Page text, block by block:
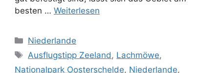
besten … Weiterlesen
Kategorien
Niederlande
Schlagwörter
Ausflugstipp Zeeland , Lachmöwe,
Nationalpark Oosterschelde, Niederlande,